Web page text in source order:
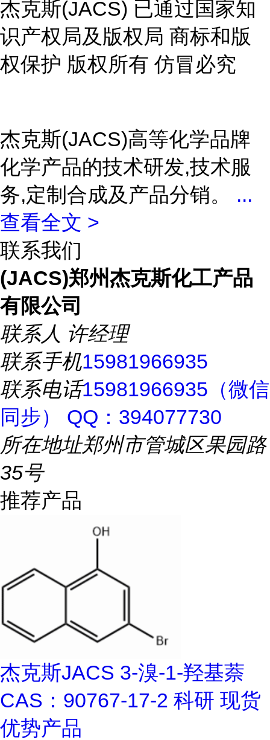
杰克斯(JACS) 已通过国家知
识产权局及版权局 商标和版
权保护 版权所有 仿冒必究
杰克斯(JACS)高等化学品牌
化学产品的技术研发,技术服
务,定制合成及产品分销。 ...
查看全文 >
联系我们
(JACS)郑州杰克斯化工产品
有限公司
联系人 许经理
联系手机15981966935
联系电话15981966935（微信
同步） QQ：394077730
所在地址郑州市管城区果园路
35号
推荐产品
杰克斯JACS 3-溴-1-羟基萘
CAS：90767-17-2 科研 现货
优势产品